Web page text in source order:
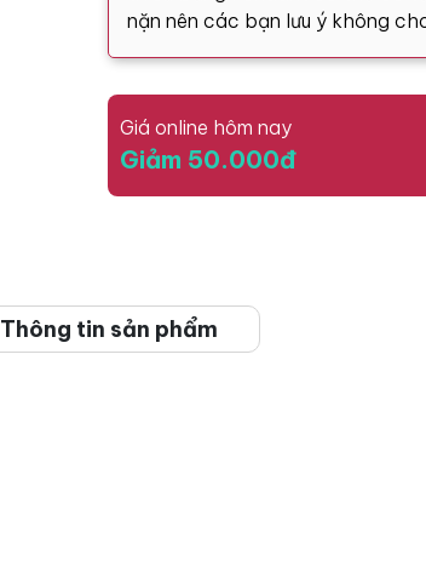
nặn nên các bạn lưu ý không
Giá online hôm nay
Giảm 50.000đ
Thông tin sản phẩm